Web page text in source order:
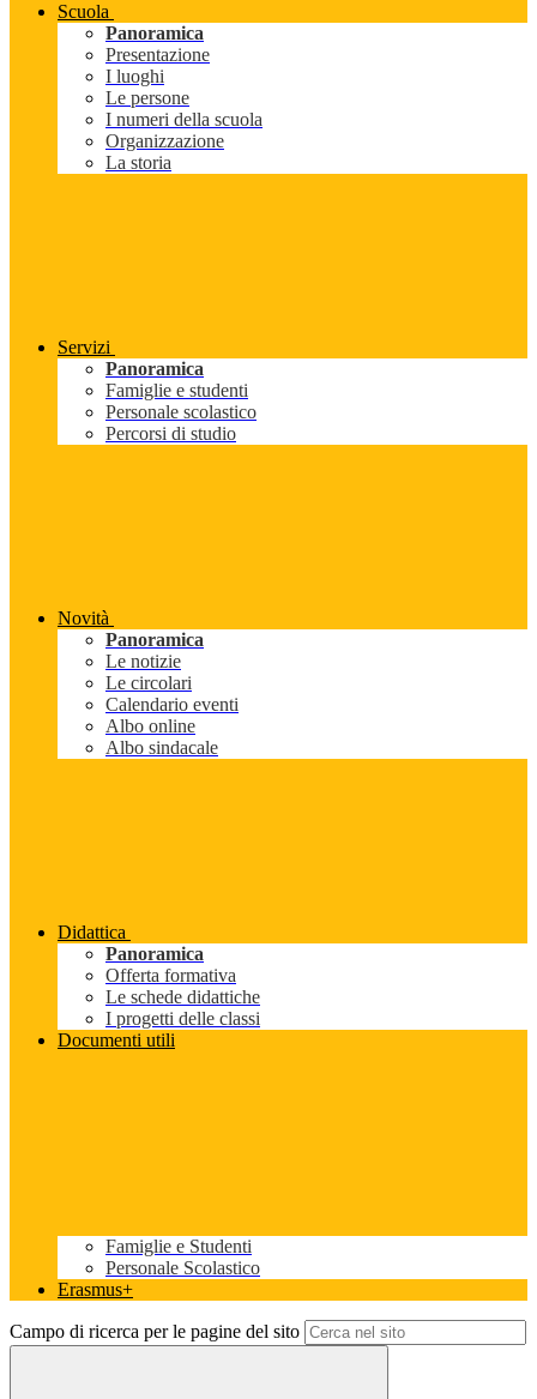
Scuola
Panoramica
Presentazione
I luoghi
Le persone
I numeri della scuola
Organizzazione
La storia
Servizi
Panoramica
Famiglie e studenti
Personale scolastico
Percorsi di studio
Novità
Panoramica
Le notizie
Le circolari
Calendario eventi
Albo online
Albo sindacale
Didattica
Panoramica
Offerta formativa
Le schede didattiche
I progetti delle classi
Documenti utili
Famiglie e Studenti
Personale Scolastico
Erasmus+
Campo di ricerca per le pagine del sito